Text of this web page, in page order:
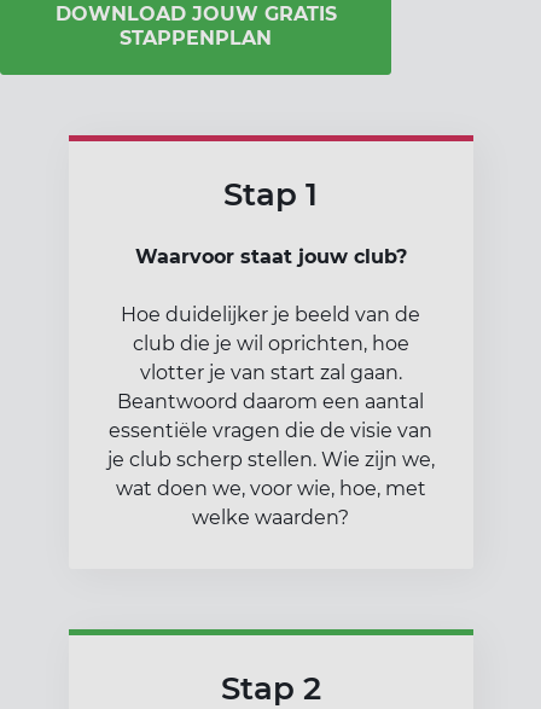
DOWNLOAD JOUW GRATIS
STAPPENPLAN
Stap 1
Waarvoor staat jouw club?
Hoe duidelijker je beeld van de
club die je wil oprichten, hoe
vlotter je van start zal gaan.
Beantwoord daarom een aantal
essentiële vragen die de visie van
je club scherp stellen. Wie zijn we,
wat doen we, voor wie, hoe, met
welke waarden?
Stap 2